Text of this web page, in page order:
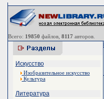
Всего: 19850 файлов, 8117 авторов.
Искусство
Изобразительное искусство
Культура
Литература